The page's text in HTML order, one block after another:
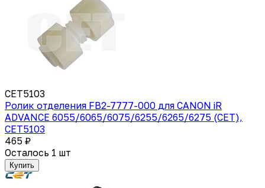
CET5103
Ролик отделения FB2-7777-000 для CANON iR
ADVANCE 6055/6065/6075/6255/6265/6275 (CET),
CET5103
465 ₽
Осталось 1 шт
Купить